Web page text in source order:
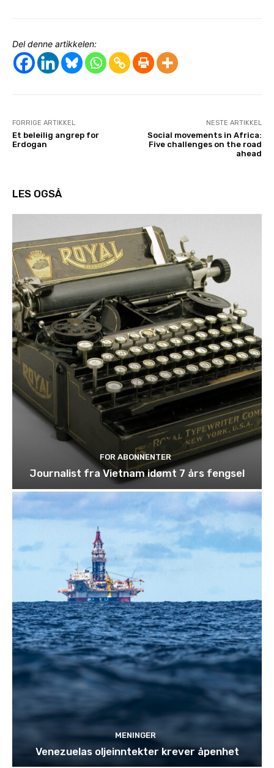
Del denne artikkelen:
FORRIGE ARTIKKEL
Et beleilig angrep for
Erdogan
NESTE ARTIKKEL
Social movements in Africa:
Five challenges on the road
ahead
LES OGSÅ
FOR ABONNENTER
Journalist fra Vietnam idømt 7 års fengsel
MENINGER
Venezuelas oljeinntekter krever åpenhet